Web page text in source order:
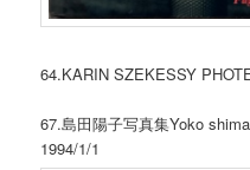
64.KARIN SZEKESSY
67.島田陽子写真集Yoko
1994/1/1